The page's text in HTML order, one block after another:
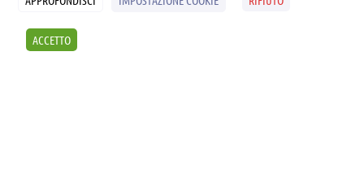
Sintesi e liberatorie
ACCETTO